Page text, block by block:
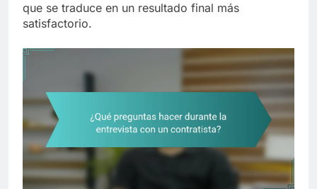
que se traduce en un resultado final más
satisfactorio.